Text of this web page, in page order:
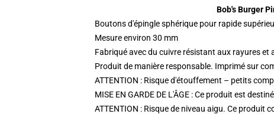
Bob's Burger
Boutons d'épingle sphérique pour rapide
Mesure environ 30 mm
Fabriqué avec du cuivre résistant aux rayures et
Produit de manière responsable. Imprimé sur
ATTENTION : Risque d'étouffement – petits
MISE EN GARDE DE L'ÂGE : Ce produit est
ATTENTION : Risque de niveau aigu. Ce produit